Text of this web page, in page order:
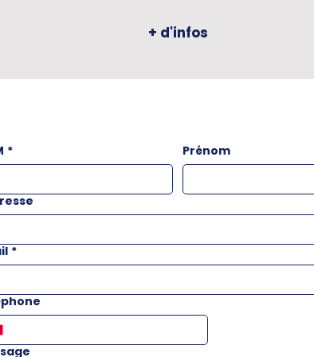
+ d'infos
* Prénom
*